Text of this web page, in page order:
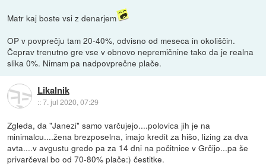
Matr kaj boste vsi z denarjem
OP v povprečju tam 20-40%, odvisno od meseca in okoliščin.
Čeprav trenutno gre vse v obnovo nepremičnine tako da je realna
slika 0%. Nimam pa nadpovprečne plače.
Likalnik
::7. jul 2020, 07:29
Zgleda, da "Janezi" samo varčujejo....polovica jih je na
minimalcu....žena brezposelna, imajo kredit za hišo, lizing za dva
avta....v avgustu gredo pa za 14 dni na počitnice v Grčijo...pa še
privarčeval bo od 70-80% plače:) čestitke.